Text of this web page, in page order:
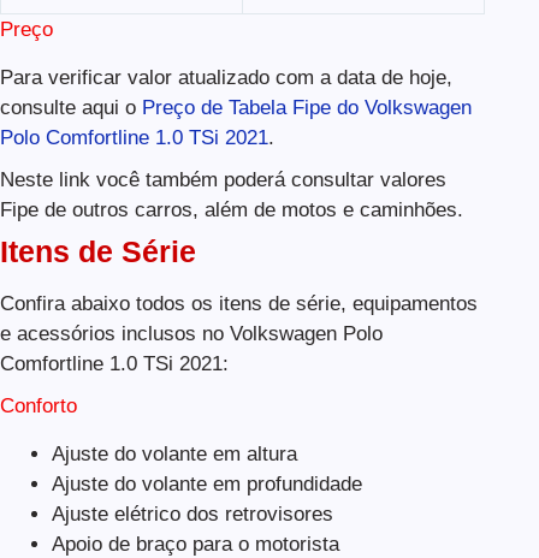
Preço
Para verificar valor atualizado com a data de hoje,
consulte aqui o Preço de Tabela Fipe do Volkswagen
Polo Comfortline 1.0 TSi 2021.
Neste link você também poderá consultar valores
Fipe de outros carros, além de motos e caminhões.
Itens de Série
Confira abaixo todos os itens de série, equipamentos
e acessórios inclusos no Volkswagen Polo
Comfortline 1.0 TSi 2021:
Conforto
Ajuste do volante em altura
Ajuste do volante em profundidade
Ajuste elétrico dos retrovisores
Apoio de braço para o motorista